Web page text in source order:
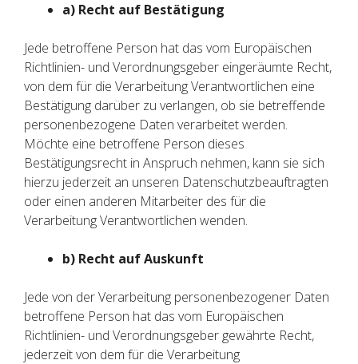
a) Recht auf Bestätigung
Jede betroffene Person hat das vom Europäischen
Richtlinien- und Verordnungsgeber eingeräumte Recht,
von dem für die Verarbeitung Verantwortlichen eine
Bestätigung darüber zu verlangen, ob sie betreffende
personenbezogene Daten verarbeitet werden.
Möchte eine betroffene Person dieses
Bestätigungsrecht in Anspruch nehmen, kann sie sich
hierzu jederzeit an unseren Datenschutzbeauftragten
oder einen anderen Mitarbeiter des für die
Verarbeitung Verantwortlichen wenden.
b) Recht auf Auskunft
Jede von der Verarbeitung personenbezogener Daten
betroffene Person hat das vom Europäischen
Richtlinien- und Verordnungsgeber gewährte Recht,
jederzeit von dem für die Verarbeitung